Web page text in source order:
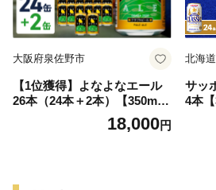
大阪府泉佐野市
【1位獲得】よなよなエール
26本（24本＋2本）【350ml
缶 ビール びーる お酒 さけ B
BQ 飲み比べ 晩酌 高評価 家
18,000円
北海
サッ
4本【